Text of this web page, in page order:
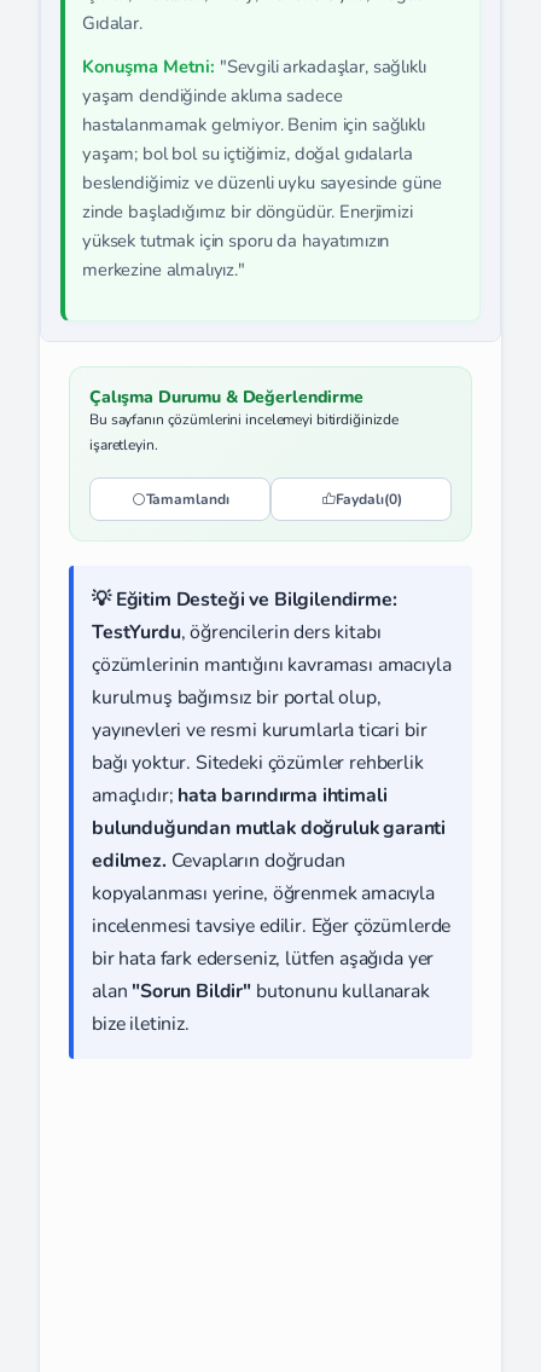
Gıdalar.
Konuşma Metni: "Sevgili arkadaşlar, sağlıklı
yaşam dendiğinde aklıma sadece
hastalanmamak gelmiyor. Benim için sağlıklı
yaşam; bol bol su içtiğimiz, doğal gıdalarla
beslendiğimiz ve düzenli uyku sayesinde güne
zinde başladığımız bir döngüdür. Enerjimizi
yüksek tutmak için sporu da hayatımızın
merkezine almalıyız."
Çalışma Durumu & Değerlendirme
Bu sayfanın çözümlerini incelemeyi bitirdiğinizde
işaretleyin.
Tamamlandı Faydalı(0)
💡 Eğitim Desteği ve Bilgilendirme:
TestYurdu, öğrencilerin ders kitabı
çözümlerinin mantığını kavraması amacıyla
kurulmuş bağımsız bir portal olup,
yayınevleri ve resmi kurumlarla ticari bir
bağı yoktur. Sitedeki çözümler rehberlik
amaçlıdır; hata barındırma ihtimali
bulunduğundan mutlak doğruluk garanti
edilmez. Cevapların doğrudan
kopyalanması yerine, öğrenmek amacıyla
incelenmesi tavsiye edilir. Eğer çözümlerde
bir hata fark ederseniz, lütfen aşağıda yer
alan "Sorun Bildir" butonunu kullanarak
bize iletiniz.